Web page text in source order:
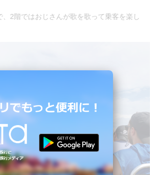
、2階ではおじさんが歌を歌って乗客を楽し